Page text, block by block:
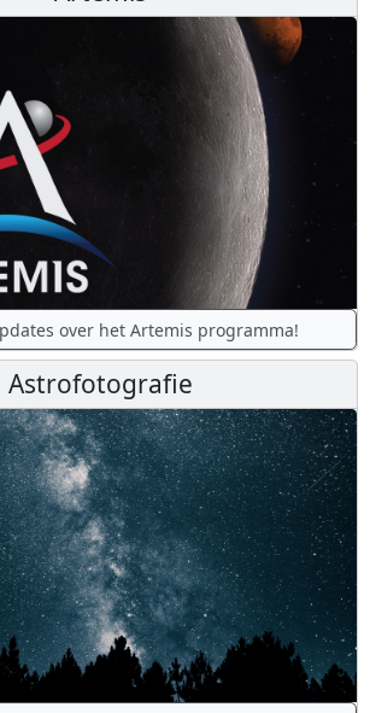
over het Artemis programma!
Astrofotografie